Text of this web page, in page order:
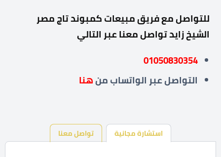
للتواصل مع فريق مبيعات كمبوند تاج مصر
الشيخ زايد تواصل معنا عبر التالي
01050830354
التواصل عبرالواتساب منهنا
استشارة مجانية تواصل معنا